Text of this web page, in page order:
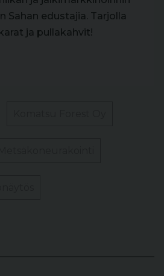
Sahan edustajia. Tarjolla
ja pullakahvit!